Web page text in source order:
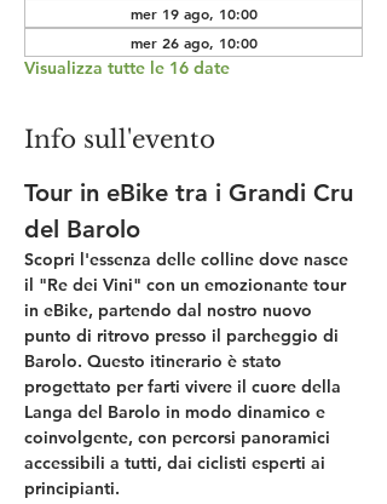
mer 19 ago, 10:00
mer 26 ago, 10:00
Visualizza tutte le 16 date
Info sull'evento
Tour in eBike tra i Grandi Cru
del Barolo
Scopri l'essenza delle colline dove nasce
il "Re dei Vini" con un emozionante tour
in eBike, partendo dal nostro nuovo
punto di ritrovo presso il parcheggio di
Barolo. Questo itinerario è stato
progettato per farti vivere il cuore della
Langa del Barolo in modo dinamico e
coinvolgente, con percorsi panoramici
accessibili a tutti, dai ciclisti esperti ai
principianti.